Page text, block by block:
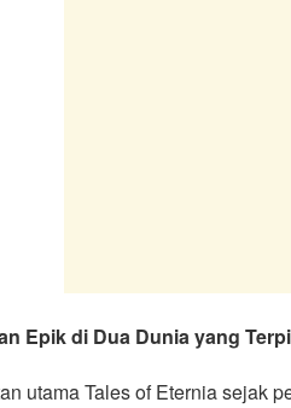
Epik di Dua Dunia yang
utama Tales of Eternia sejak